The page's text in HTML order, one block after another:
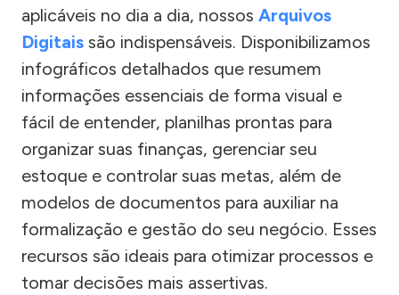
aplicáveis no dia a dia, nossos Arquivos
Digitais são indispensáveis. Disponibilizamos
infográficos detalhados que resumem
informações essenciais de forma visual e
fácil de entender, planilhas prontas para
organizar suas finanças, gerenciar seu
estoque e controlar suas metas, além de
modelos de documentos para auxiliar na
formalização e gestão do seu negócio. Esses
recursos são ideais para otimizar processos e
tomar decisões mais assertivas.